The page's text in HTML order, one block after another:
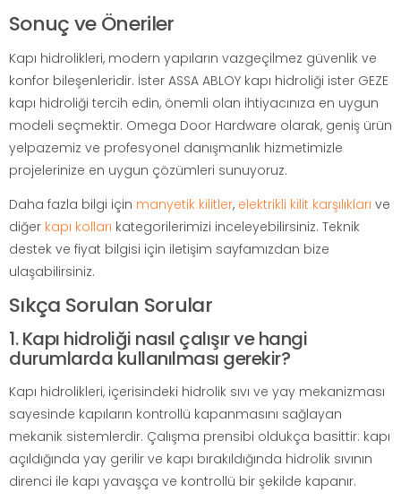
Sonuç ve Öneriler
Kapı hidrolikleri, modern yapıların vazgeçilmez güvenlik ve
konfor bileşenleridir. İster ASSA ABLOY kapı hidroliği ister GEZE
kapı hidroliği tercih edin, önemli olan ihtiyacınıza en uygun
modeli seçmektir. Omega Door Hardware olarak, geniş ürün
yelpazemiz ve profesyonel danışmanlık hizmetimizle
projelerinize en uygun çözümleri sunuyoruz.
Daha fazla bilgi için manyetik kilitler, elektrikli kilit karşılıkları ve
diğer kapı kolları kategorilerimizi inceleyebilirsiniz. Teknik
destek ve fiyat bilgisi için iletişim sayfamızdan bize
ulaşabilirsiniz.
Sıkça Sorulan Sorular
1. Kapı hidroliği nasıl çalışır ve hangi
durumlarda kullanılması gerekir?
Kapı hidrolikleri, içerisindeki hidrolik sıvı ve yay mekanizması
sayesinde kapıların kontrollü kapanmasını sağlayan
mekanik sistemlerdir. Çalışma prensibi oldukça basittir: kapı
açıldığında yay gerilir ve kapı bırakıldığında hidrolik sıvının
direnci ile kapı yavaşça ve kontrollü bir şekilde kapanır.